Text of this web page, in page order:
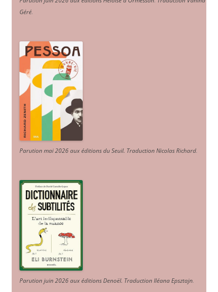
Géré.
Parution mai 2026 aux éditions du Seuil. Traduction Nicolas Richard.
Parution juin 2026 aux éditions Denoël. Traduction Iléana Epsztajn.